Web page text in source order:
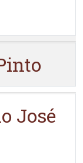
José